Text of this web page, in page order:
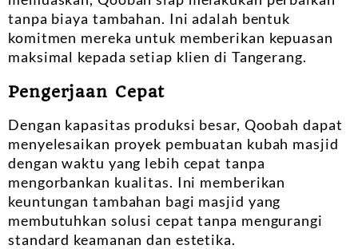
tanpa biaya tambahan. Ini adalah bentuk
komitmen mereka untuk memberikan kepuasan
maksimal kepada setiap klien di Tangerang.
Pengerjaan Cepat
Dengan kapasitas produksi besar, Qoobah dapat
menyelesaikan proyek pembuatan kubah masjid
dengan waktu yang lebih cepat tanpa
mengorbankan kualitas. Ini memberikan
keuntungan tambahan bagi masjid yang
membutuhkan solusi cepat tanpa mengurangi
standard keamanan dan estetika.